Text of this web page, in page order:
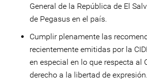
General de la República de El
de Pegasus en el país.
Cumplir plenamente las
recientemente emitidas por la
en especial en lo que respecta al
derecho a la libertad de expresión.